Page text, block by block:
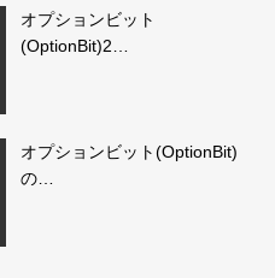
オプションビット
(OptionBit)2…
オプションビット(OptionBit)
の…